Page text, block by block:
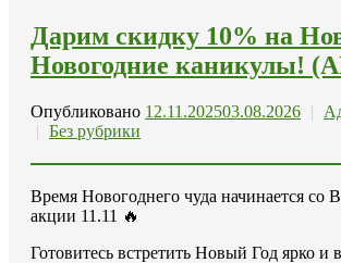
Дарим скидку 10% на
Новогодние каникулы!
Опубликовано 12.11.202503.08.2026 |
| Без рубрики
Время Новогоднего чуда начинается со
акции 11.11 🔥
Готовитесь встретить Новый Год ярко и